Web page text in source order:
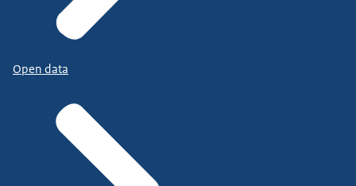
Open data